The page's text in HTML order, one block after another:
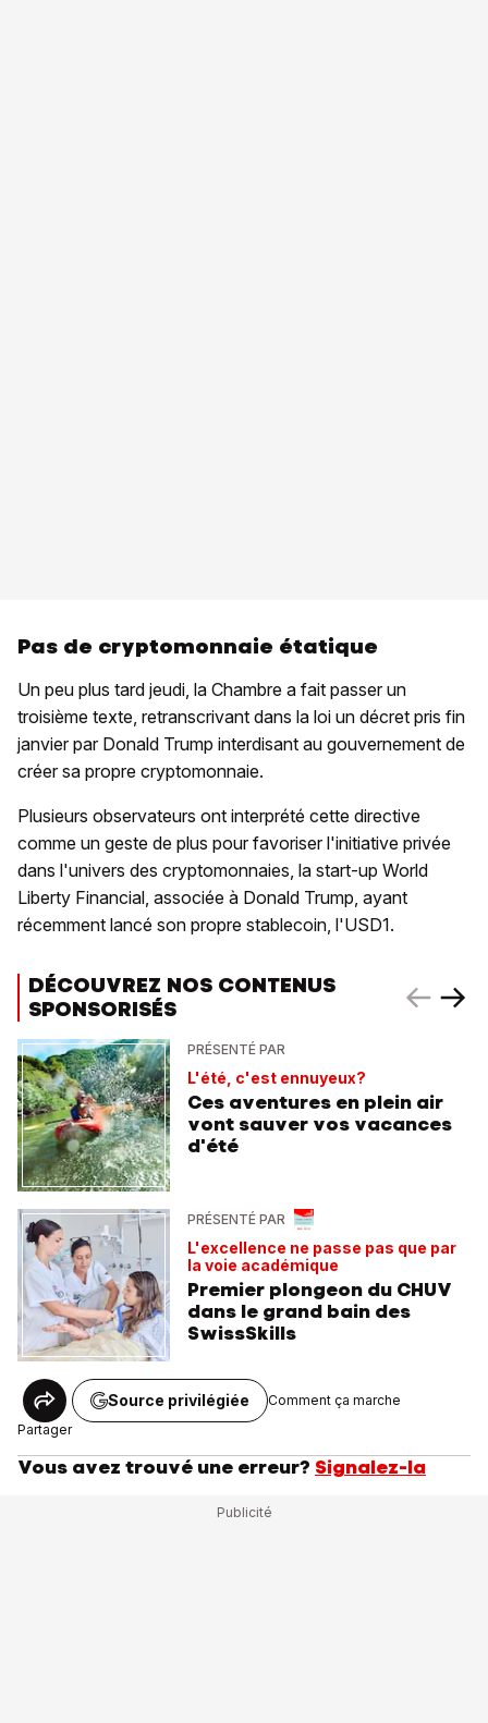
Pas de cryptomonnaie étatique
Un peu plus tard jeudi, la Chambre a fait passer un
troisième texte, retranscrivant dans la loi un décret pris fin
janvier par Donald Trump interdisant au gouvernement de
créer sa propre cryptomonnaie.
Plusieurs observateurs ont interprété cette directive
comme un geste de plus pour favoriser l'initiative privée
dans l'univers des cryptomonnaies, la start-up World
Liberty Financial, associée à Donald Trump, ayant
récemment lancé son propre stablecoin, l'USD1.
DÉCOUVREZ NOS CONTENUS
SPONSORISÉS
PRÉSENTÉ PAR
L'été, c'est ennuyeux?
Ces aventures en plein air
vont sauver vos vacances
d'été
PRÉSENTÉ PAR
L'excellence ne passe pas que par
la voie académique
Premier plongeon du CHUV
dans le grand bain des
SwissSkills
Partager
Source privilégiée Comment ça marche
Vous avez trouvé une erreur? Signalez-la